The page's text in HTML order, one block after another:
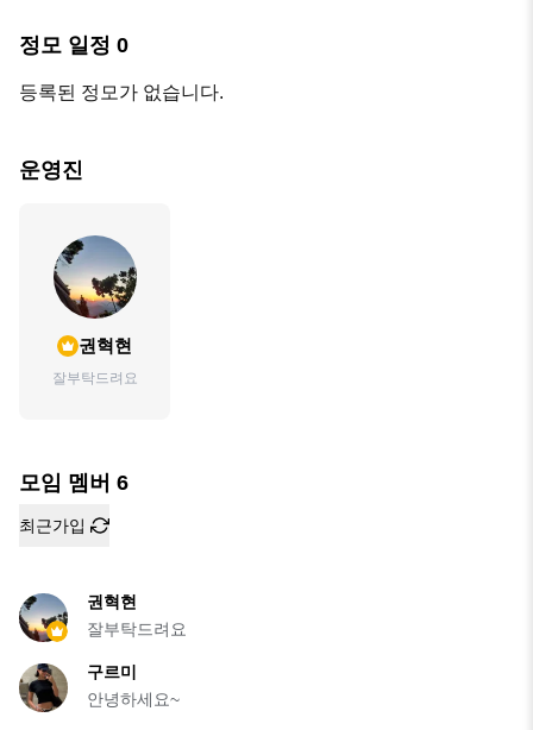
정모 일정 0
등록된 정모가 없습니다.
운영진
권혁현
잘부탁드려요
모임 멤버 6
최근가입
권혁현
잘부탁드려요
구르미
안녕하세요~